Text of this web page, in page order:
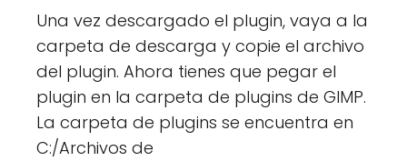
Una vez descargado el plugin, vaya a la
carpeta de descarga y copie el archivo
del plugin. Ahora tienes que pegar el
plugin en la carpeta de plugins de GIMP.
La carpeta de plugins se encuentra en
C:/Archivos de